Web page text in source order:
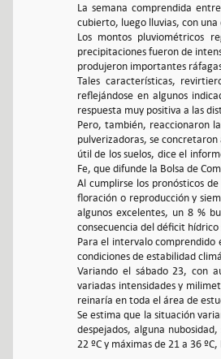
La semana comprendida
cubierto, luego lluvias, con
Los montos pluviométricos
precipitaciones fueron de
produjeron importantes
Tales características,
reflejándose en algunos
respuesta muy positiva a las
Pero, también, reaccionaron
pulverizadoras, se
útil de los suelos, dice el
Fe, que difunde la Bolsa de
Al cumplirse los pronósticos
floración o reproducción y
algunos excelentes, un 8 %
consecuencia del déficit
Para el intervalo comprendido
condiciones de estabilidad
Variando el sábado 23, con
variadas intensidades y
reinaría en toda el área de
Se estima que la situación
despejados, alguna
22 ºC y máximas de 21 a 36